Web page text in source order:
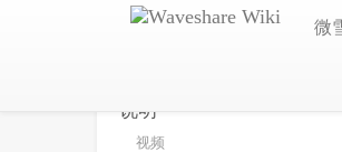
微
说明
视频